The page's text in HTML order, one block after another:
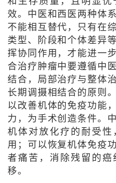
效。中医和西医两种体
不能相互替代，只有在
类型、阶段和个体差异
挥协同作用，才能进一
合治疗肿瘤中要遵循中
结合，局部治疗与整体
长期调摄相结合的原则
以改善机体的免疫功能
力，为手术创造条件。
机体对放化疗的耐受
用；可以恢复机体免疫
者痛苦，消除残留的
移。